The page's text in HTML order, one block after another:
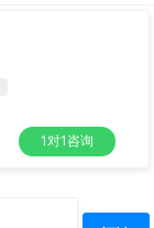
1对1咨询